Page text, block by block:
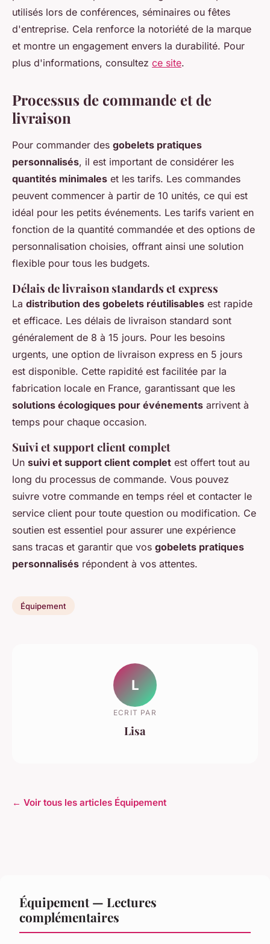
utilisés lors de conférences, séminaires ou fêtes
d'entreprise. Cela renforce la notoriété de la marque
et montre un engagement envers la durabilité. Pour
plus d'informations, consultez ce site.
Processus de commande et de
livraison
Pour commander des gobelets pratiques
personnalisés, il est important de considérer les
quantités minimales et les tarifs. Les commandes
peuvent commencer à partir de 10 unités, ce qui est
idéal pour les petits événements. Les tarifs varient en
fonction de la quantité commandée et des options de
personnalisation choisies, offrant ainsi une solution
flexible pour tous les budgets.
Délais de livraison standards et express
La distribution des gobelets réutilisables est rapide
et efficace. Les délais de livraison standard sont
généralement de 8 à 15 jours. Pour les besoins
urgents, une option de livraison express en 5 jours
est disponible. Cette rapidité est facilitée par la
fabrication locale en France, garantissant que les
solutions écologiques pour événements arrivent à
temps pour chaque occasion.
Suivi et support client complet
Un suivi et support client complet est offert tout au
long du processus de commande. Vous pouvez
suivre votre commande en temps réel et contacter le
service client pour toute question ou modification. Ce
soutien est essentiel pour assurer une expérience
sans tracas et garantir que vos gobelets pratiques
personnalisés répondent à vos attentes.
Équipement
L
ECRIT PAR
Lisa
← Voir tous les articles Équipement
Équipement — Lectures
complémentaires